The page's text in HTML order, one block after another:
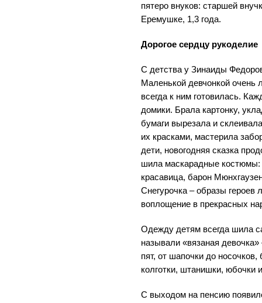
пятеро внуков: старшей
Еремушке, 1,3 года.
Дорогое сердцу рукоделие
С детства у Зинаиды
Маленькой девчонкой очень
всегда к ним готовилась.
домики. Брала картонку,
бумаги вырезала и
их красками, мастерила
дети, новогодняя сказка
шила маскарадные костюмы:
красавица, барон
Снегурочка – образы
воплощение в прекрасных
Одежду детям всегда шила
называли «вязаная
пят, от шапочки до
колготки, штанишки, юбочки
С выходом на пенсию